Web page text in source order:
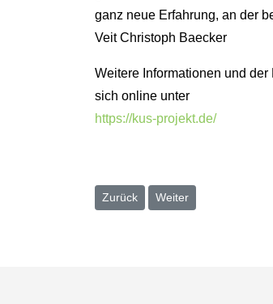
ganz neue Erfahrung, an der
Veit Christoph Baecker
Weitere Informationen und
sich online unter
https://kus-projekt.de/
Vorheriger Beitrag: „Ein
Zurück Nächster Beitrag:
Weiter